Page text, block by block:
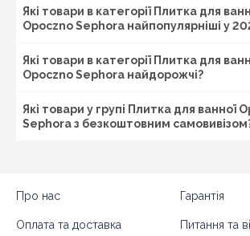
Які товари в категорії Плитка для
Opoczno Sephora найпопулярніші у
Які товари в категорії Плитка для
Opoczno Sephora найдорожчі?
Які товари у групі Плитка для ванної
Sephora з безкоштовним
Про нас Гарантія
Оплата та доставка Питання та